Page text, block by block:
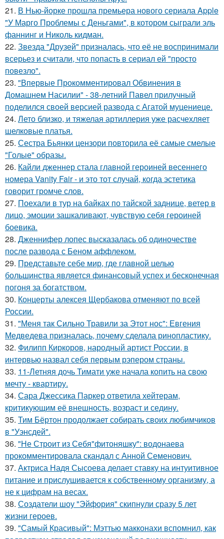
21. В Нью-йорке прошла премьера нового сериала Apple
"У Марго Проблемы с Деньгами", в котором сыграли эль
фаннинг и Николь кидман.
22. Звезда "Друзей" призналась, что её не воспринимали
всерьез и считали, что попасть в сериал ей "просто
повезло".
23. "Впервые Прокомментировал Обвинения в
Домашнем Насилии" - 38-летний Павел прилучный
поделился своей версией развода с Агатой муцениеце.
24. Лето близко, и тяжелая артиллерия уже расчехляет
шелковые платья.
25. Сестра Бьянки цензори повторила её самые смелые
"Голые" образы.
26. Кайли дженнер стала главной героиней весеннего
номера Vanity Fair - и это тот случай, когда эстетика
говорит громче слов.
27. Поехали в тур на байках по тайской заднице, ветер в
лицо, эмоции зашкаливают, чувствую себя героиней
боевика.
28. Дженнифер лопес высказалась об одиночестве
после развода с Беном аффлеком.
29. Представьте себе мир, где главной целью
большинства является финансовый успех и бесконечная
погоня за богатством.
30. Концерты алексея Щербакова отменяют по всей
России.
31. "Меня так Сильно Травили за Этот нос": Евгения
Медведева призналась, почему сделала ринопластику.
32. Филипп Киркоров, народный артист России, в
интервью назвал себя первым рэпером страны.
33. 11-Летняя дочь Тимати уже начала копить на свою
мечту - квартиру.
34. Сара Джессика Паркер ответила хейтерам,
критикующим её внешность, возраст и седину.
35. Тим Бёртон продолжает собирать своих любимчиков
в "Уэнсдей".
36. "Не Строит из Себя"фитоняшку": водонаева
прокомментировала скандал с Анной Семенович.
37. Актриса Надя Сысоева делает ставку на интуитивное
питание и прислушивается к собственному организму, а
не к цифрам на весах.
38. Создатели шоу "Эйфория" скипнули сразу 5 лет
жизни героев.
39. "Самый Красивый": Мэттью макконахи вспомнил, как